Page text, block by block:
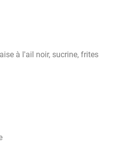
à l'ail noir, sucrine, frites